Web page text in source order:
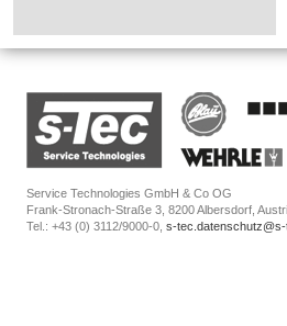
Service Technologies GmbH & Co OG
Frank-Stronach-Straße 3, 8200 Albersdorf,
Tel.: +43 (0) 3112/9000-0, s-